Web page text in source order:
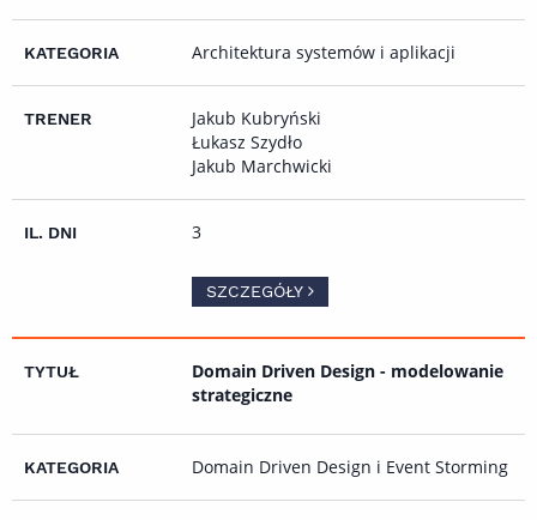
Architektura systemów i aplikacji
Jakub Kubryński
Łukasz Szydło
Jakub Marchwicki
3
SZCZEGÓŁY
Domain Driven Design - modelowanie
strategiczne
Domain Driven Design i Event Storming